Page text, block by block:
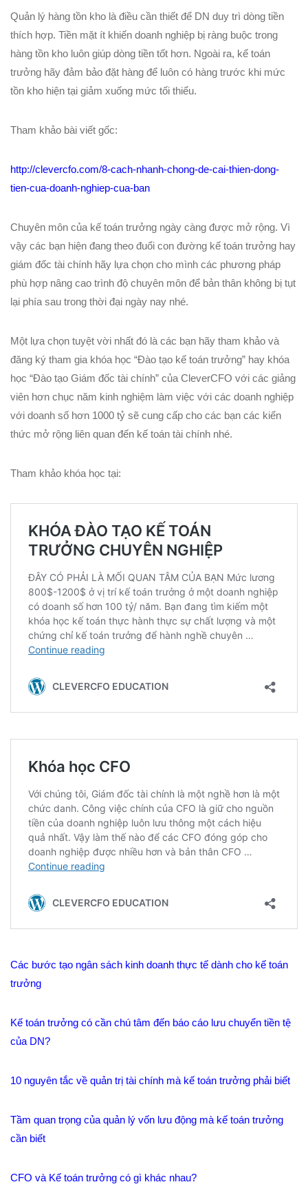
Quản lý hàng tồn kho là điều cần thiết để DN duy trì dòng tiền
thích hợp. Tiền mặt ít khiến doanh nghiệp bị ràng buộc trong
hàng tồn kho luôn giúp dòng tiền tốt hơn. Ngoài ra, kế toán
trưởng hãy đảm bảo đặt hàng để luôn có hàng trước khi mức
tồn kho hiện tại giảm xuống mức tối thiểu.
Tham khảo bài viết gốc:
http://clevercfo.com/8-cach-nhanh-chong-de-cai-thien-dong-
tien-cua-doanh-nghiep-cua-ban
Chuyên môn của kế toán trưởng ngày càng được mở rộng. Vì
vậy các bạn hiện đang theo đuổi con đường kế toán trưởng hay
giám đốc tài chính hãy lựa chọn cho mình các phương pháp
phù hợp nâng cao trình độ chuyên môn để bản thân không bị tụt
lại phía sau trong thời đại ngày nay nhé.
Một lựa chọn tuyệt vời nhất đó là các bạn hãy tham khảo và
đăng ký tham gia khóa học “Đào tạo kế toán trưởng” hay khóa
học “Đào tạo Giám đốc tài chính” của CleverCFO với các giảng
viên hơn chục năm kinh nghiệm làm việc với các doanh nghiệp
với doanh số hơn 1000 tỷ sẽ cung cấp cho các bạn các kiến
thức mở rộng liên quan đến kế toán tài chính nhé.
Tham khảo khóa học tại:
Các bước tạo ngân sách kinh doanh thực tế dành cho kế toán
trưởng
Kế toán trưởng có cần chú tâm đến báo cáo lưu chuyển tiền tệ
của DN?
10 nguyên tắc về quản trị tài chính mà kế toán trưởng phải biết
Tầm quan trọng của quản lý vốn lưu động mà kế toán trưởng
cần biết
CFO và Kế toán trưởng có gì khác nhau?